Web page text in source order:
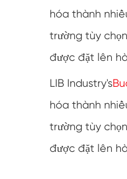
hóa thành
trường tùy
được đặt lên
LIB Industry's
hóa thành
trường tùy
được đặt lên